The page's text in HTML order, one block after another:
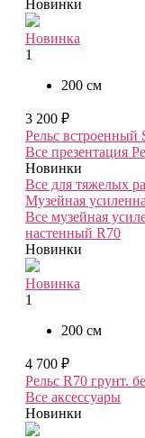
Новинки
Новинка
1
200 см
3 200 ₽
Рельс встроенный
Все презентация
Новинки
Все для тяжелых
Музейная
Все музейная
настенный R70
Новинки
Новинка
1
200 см
4 700 ₽
Рельс R70 грунт.
Все аксессуары
Новинки